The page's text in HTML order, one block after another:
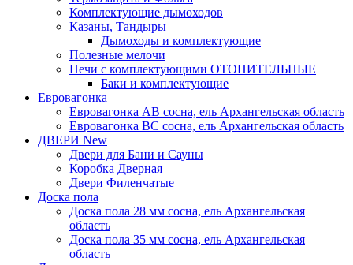
Комплектующие дымоходов
Казаны, Тандыры
Дымоходы и комплектующие
Полезные мелочи
Печи с комплектующими ОТОПИТЕЛЬНЫЕ
Баки и комплектующие
Евровагонка
Евровагонка АВ сосна, ель Архангельская область
Евровагонка ВС сосна, ель Архангельская область
ДВЕРИ New
Двери для Бани и Сауны
Коробка Дверная
Двери Филенчатые
Доска пола
Доска пола 28 мм сосна, ель Архангельская
область
Доска пола 35 мм сосна, ель Архангельская
область